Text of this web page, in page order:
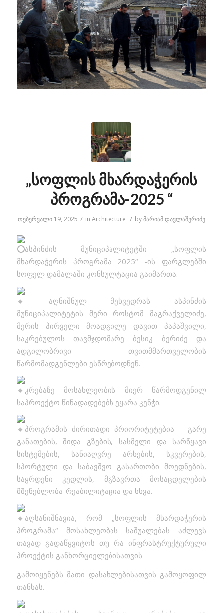
„სოფლის მხარდაჭერის
პროგრამა-2025 “
თებერვალი 19, 2025 / in Architecture / byმარიამ დავლაშერიძე
ასპინძის მუნიციპალიტეტში „სოფლის
მხარდაჭერის პროგრამა 2025“ -ის ფარგლებში
სოფელ დამალაში კონსულტაცია გაიმართა.
აღნიშნულ შეხვედრას ასპინძის
მუნიციპალიტეტის მერი როსტომ მაგრაქველიძე,
მერის პირველი მოადგილე დავით პაპაშვილი,
საკრებულოს თავმჯდომარე ბესიკ ბერიძე და
ადგილობრივი თვითმმართველობის
წარმომადგენლები ესწრებოდნენ.
კრებაზე მოსახლეობის მიერ წარმოდგენილ
საპროექტო წინადადებებს ეყარა კენჭი.
პროგრამის ძირითადი პრიორიტეტებია – გარე
განათების, შიდა გზების, სასმელი და სარწყავი
სისტემების, სანიაღვრე არხების, სკვერების,
სპორტული და საბავშვო გასართობი მოედნების,
საყრდენი კედლის, მგზავრთა მოსაცდელების
მშენებლობა-რეაბილიტაცია და სხვა.
აღსანიშნავია, რომ „სოფლის მხარდაჭერის
პროგრამა“ მოსახლეობას საშუალებას აძლევს
თავად გადაწყვიტოს თუ რა ინფრასტრუქტურული
პროექტის განხორციელებისათვის
გამოიყენებს მათი დასახლებისათვის გამოყოფილ
თანხას.